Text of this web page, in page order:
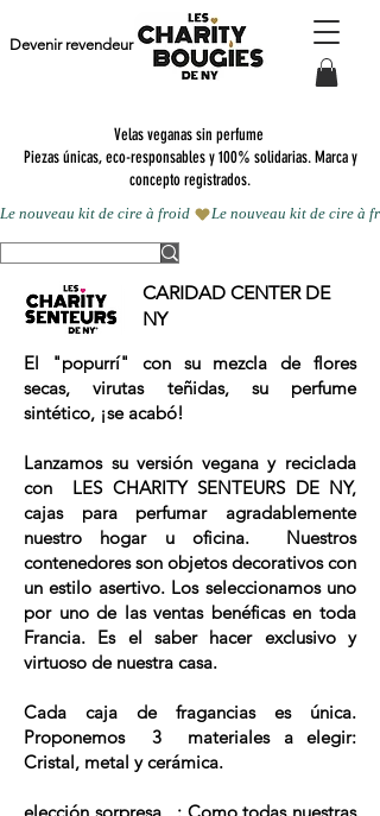
Velas veganas sin perfume
Piezas únicas, eco-responsables y 100% solidarias. Marca y
concepto registrados.
Devenir revendeur
Le nouveau kit de cire à froid
CARIDAD CENTER DE
NY
El "popurrí" con su mezcla de flores
secas, virutas teñidas, su perfume
sintético, ¡se acabó!
Lanzamos su versión vegana y reciclada
con
LES CHARITY SENTEURS DE NY,
cajas para perfumar agradablemente
nuestro hogar u oficina.
Nuestros
contenedores son objetos decorativos con
un estilo asertivo. Los seleccionamos uno
por uno de las ventas benéficas en toda
Francia. Es el saber hacer exclusivo y
virtuoso de nuestra casa.
Cada caja de fragancias
es única.
Proponemos
3
materiales a elegir:
Cristal, metal y cerámica.